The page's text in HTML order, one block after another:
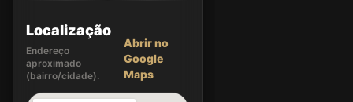
Localização
Endereço
aproximado
(bairro/cidade).
Abrir no
Google
Maps